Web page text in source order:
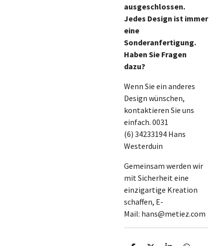
ausgeschlossen.
Jedes Design ist immer
eine
Sonderanfertigung.
Haben Sie Fragen
dazu?
Wenn Sie ein anderes
Design wünschen,
kontaktieren Sie uns
einfach. 0031
(6) 34233194 Hans
Westerduin
Gemeinsam werden wir
mit Sicherheit eine
einzigartige Kreation
schaffen, E-
Mail: hans@metiez.com